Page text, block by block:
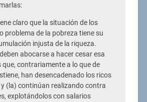
claro que la situación de los
problema de la pobreza tiene su
injusta de la riqueza.
abocarse a hacer cesar esa
que, contrariamente a lo que de
han desencadenado los ricos
(la) continúan realizando contra
explotándolos con salarios